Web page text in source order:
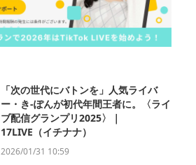
「次の世代にバトンを」人気ライバ
ー・き-ぽんが初代年間王者に。〈ライ
ブ配信グランプリ2025〉｜
17LIVE（イチナナ）
2026/01/31 10:59